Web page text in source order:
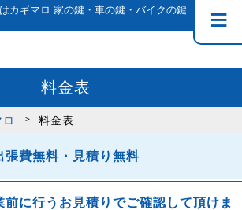
カギマロ 家の鍵・車の鍵・バイクの鍵
料金表
料金表
張費無料・見積り無料
前に行うお見積りでご確認して頂けま